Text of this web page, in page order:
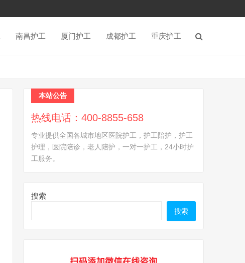
南昌护工 厦门护工 成都护工 重庆护工
本站公告
热线电话：400-8855-658
专业提供全国各城市地区医院护工，护工陪护，护工
护理，医院陪诊，老人陪护，一对一护工，24小时护
工服务。
搜索
搜索